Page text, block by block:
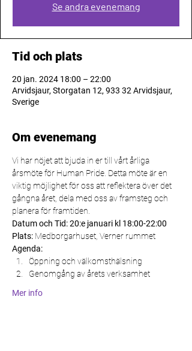
Se andra evenemang
Tid och plats
20 jan. 2024 18:00 – 22:00
Arvidsjaur, Storgatan 12, 933 32 Arvidsjaur,
Sverige
Om evenemang
Vi har nöjet att bjuda in er till vårt årliga
årsmöte för Human Pride. Detta möte är en
viktig möjlighet för oss att reflektera över det
gångna året, dela med oss av framsteg och
planera för framtiden.
Datum och Tid: 20:e januari kl 18:00-22:00
Plats: Medborgarhuset, Verner rummet
Agenda:
Öppning och välkomsthälsning
Genomgång av årets verksamhet
Mer info